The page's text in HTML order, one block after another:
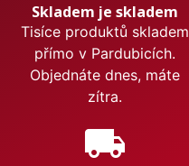
Skladem je skladem
Tisíce produktů skladem
přímo v Pardubicích.
Objednáte dnes, máte
zítra.
local_shipping